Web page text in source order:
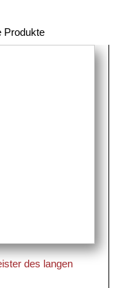
Produkte
des langen